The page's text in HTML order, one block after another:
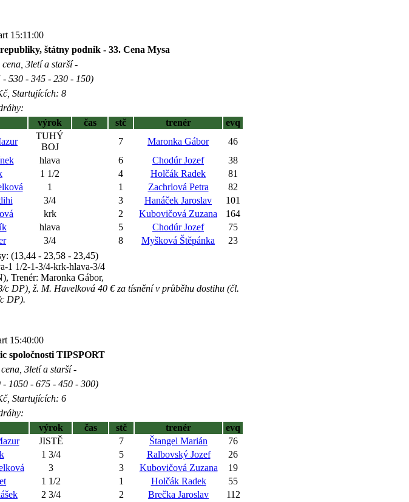
15:11:00
štátny podnik - 33. Cena Mysa
3letí a starší -
530 - 345 - 230 - 150)
Startujících: 8
výrok čas stč trenér
evq
TUHÝ
BOJ
7 Maronka Gábor
46
hlava 6 Chodúr Jozef
38
1 1/2 4 Holčák Radek
81
1 1 Zachrlová Petra
82
3/4 3 Hanáček Jaroslav
101
krk 2 Kubovičová Zuzana
164
hlava 5 Chodúr Jozef
75
3/4 8 Myšková Štěpánka
23
(13,44 - 23,58 - 23,45)
1 1/2-1-3/4-krk-hlava-3/4
Trenér: Maronka Gábor,
DP), ž. M. Havelková 40 € za tísnění v průběhu dostihu (čl.
DP).
15:40:00
spoločnosti TIPSPORT
3letí a starší -
1050 - 675 - 450 - 300)
Startujících: 6
výrok čas stč trenér
evq
JISTĚ 7 Štangel Marián
76
1 3/4 5 Ralbovský Jozef
26
3 3 Kubovičová Zuzana
19
1 1/2 1 Holčák Radek
55
2 3/4 2 Brečka Jaroslav
112